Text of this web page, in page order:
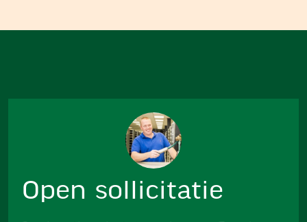
Open sollicitatie